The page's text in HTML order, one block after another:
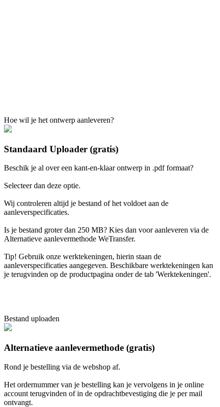
Deze optie is momenteel niet leverbaar
25 vellen per blok
Hoe wil je het ontwerp aanleveren?
Standaard Uploader (gratis)
Beschik je al over een kant-en-klaar ontwerp in .pdf formaat?
Selecteer dan deze optie.
Wij controleren altijd je bestand of het voldoet aan de
aanleverspecificaties.
Is je bestand groter dan 250 MB? Kies dan voor aanleveren via de
Alternatieve aanlevermethode WeTransfer.
Tip! Gebruik onze werktekeningen, hierin staan de
aanleverspecificaties aangegeven. Beschikbare werktekeningen kan
je terugvinden op de productpagina onder de tab 'Werktekeningen'.
Bestand uploaden
Alternatieve aanlevermethode (gratis)
Rond je bestelling via de webshop af.
Het ordernummer van je bestelling kan je vervolgens in je online
account terugvinden of in de opdrachtbevestiging die je per mail
ontvangt.